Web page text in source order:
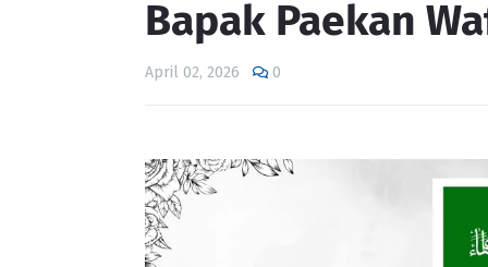
Bapak Paekan
April 02, 2026 0